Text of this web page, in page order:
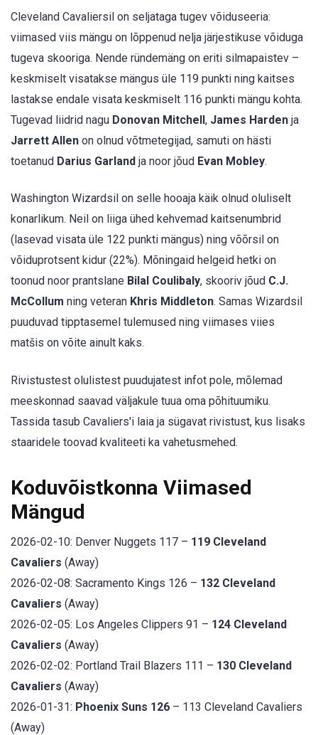
Cleveland Cavaliersil on seljataga tugev võiduseeria:
viimased viis mängu on lõppenud nelja järjestikuse võiduga
tugeva skooriga. Nende ründemäng on eriti silmapaistev –
keskmiselt visatakse mängus üle 119 punkti ning kaitses
lastakse endale visata keskmiselt 116 punkti mängu kohta.
Tugevad liidrid nagu Donovan Mitchell , James Harden ja
Jarrett Allen on olnud võtmetegijad, samuti on hästi
toetanud Darius Garland ja noor jõud Evan Mobley.
Washington Wizardsil on selle hooaja käik olnud oluliselt
konarlikum. Neil on liiga ühed kehvemad kaitsenumbrid
(lasevad visata üle 122 punkti mängus) ning võõrsil on
võiduprotsent kidur (22%). Mõningaid helgeid hetki on
toonud noor prantslane Bilal Coulibaly, skooriv jõud C.J.
McCollum ning veteran Khris Middleton. Samas Wizardsil
puuduvad tipptasemel tulemused ning viimases viies
matšis on võite ainult kaks.
Rivistustest olulistest puudujatest infot pole, mõlemad
meeskonnad saavad väljakule tuua oma põhituumiku.
Tassida tasub Cavaliers'i laia ja sügavat rivistust, kus lisaks
staaridele toovad kvaliteeti ka vahetusmehed.
Koduvõistkonna Viimased
Mängud
2026-02-10: Denver Nuggets 117 – 119 Cleveland
Cavaliers (Away)
2026-02-08: Sacramento Kings 126 – 132 Cleveland
Cavaliers (Away)
2026-02-05: Los Angeles Clippers 91 – 124 Cleveland
Cavaliers (Away)
2026-02-02: Portland Trail Blazers 111 – 130 Cleveland
Cavaliers (Away)
2026-01-31: Phoenix Suns 126 – 113 Cleveland Cavaliers
(Away)